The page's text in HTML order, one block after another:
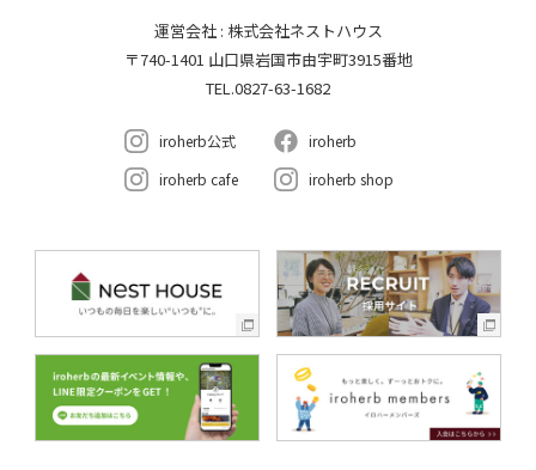
運営会社 : 株式会社ネストハウス
〒740-1401 山口県岩国市由宇町3915番地
TEL.0827-63-1682
iroherb公式
iroherb
iroherb cafe
iroherb shop